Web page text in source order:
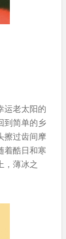
运老太阳的
到简单的乡
擦过齿间摩
着酷日和寒
，薄冰之